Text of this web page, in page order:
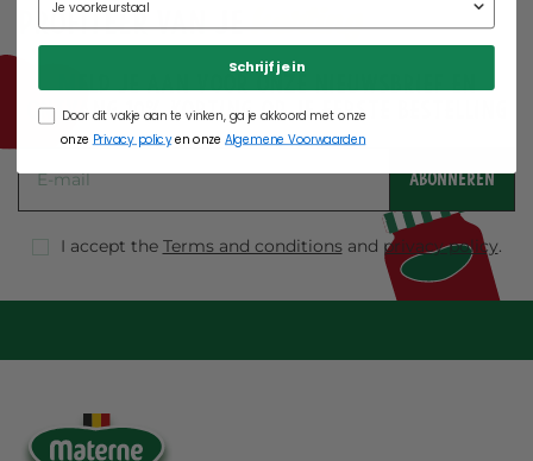
Profiteer van jekorting
Meld je aan voor onze nieuwsbrief en
ontvang 10% korting op je eerste bestelling
ABONNEREN
I accept the Terms and conditionsand privacy policy.
Schrijf je in
Door dit vakje aan te vinken, ga je akkoord met onze
onze Privacy policyen onze Algemene Voorwaarden